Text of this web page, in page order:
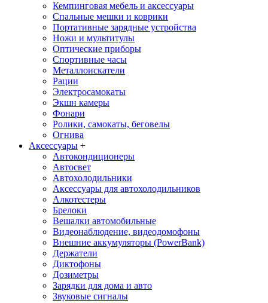
Кемпинговая мебель и аксессуары
Спальные мешки и коврики
Портативные зарядные устройства
Ножи и мультитулы
Оптические приборы
Спортивные часы
Металлоискатели
Рации
Электросамокаты
Экшн камеры
Фонари
Ролики, самокаты, беговелы
Огнива
Аксессуары +
Автокондиционеры
Aвтосвет
Автохолодильники
Аксессуары для автохолодильников
Алкотестеры
Брелоки
Вешалки автомобильные
Видеонаблюдение, видеодомофоны
Внешние аккумуляторы (PowerBank)
Держатели
Диктофоны
Дозиметры
Зарядки для дома и авто
Звуковые сигналы